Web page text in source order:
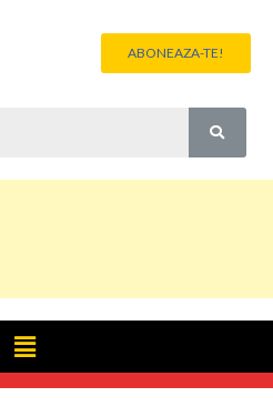
ABONEAZA-TE!